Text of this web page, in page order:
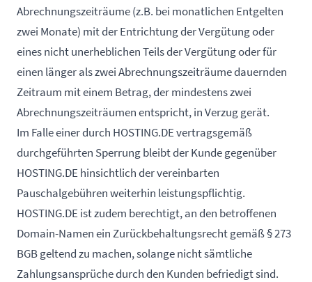
Abrechnungszeiträume (z.B. bei monatlichen Entgelten
zwei Monate) mit der Entrichtung der Vergütung oder
eines nicht unerheblichen Teils der Vergütung oder für
einen länger als zwei Abrechnungszeiträume dauernden
Zeitraum mit einem Betrag, der mindestens zwei
Abrechnungszeiträumen entspricht, in Verzug gerät.
Im Falle einer durch HOSTING.DE vertragsgemäß
durchgeführten Sperrung bleibt der Kunde gegenüber
HOSTING.DE hinsichtlich der vereinbarten
Pauschalgebühren weiterhin leistungspflichtig.
HOSTING.DE ist zudem berechtigt, an den betroffenen
Domain-Namen ein Zurückbehaltungsrecht gemäß § 273
BGB geltend zu machen, solange nicht sämtliche
Zahlungsansprüche durch den Kunden befriedigt sind.